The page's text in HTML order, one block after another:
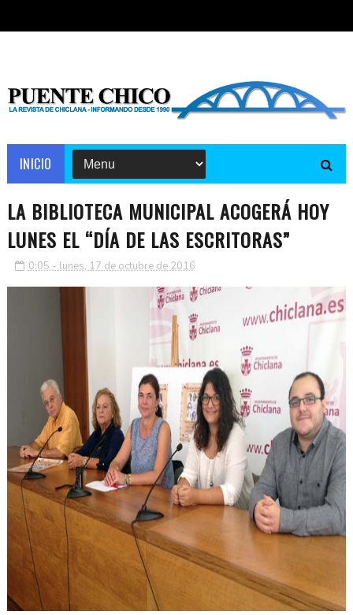
INICIO
LA BIBLIOTECA MUNICIPAL ACOGERÁ HOY
LUNES EL “DÍA DE LAS ESCRITORAS”
0:05 - lunes, 17 de octubre de 2016